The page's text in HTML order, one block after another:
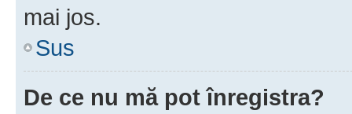
mai jos.
Sus
De ce nu mă pot înregistra?